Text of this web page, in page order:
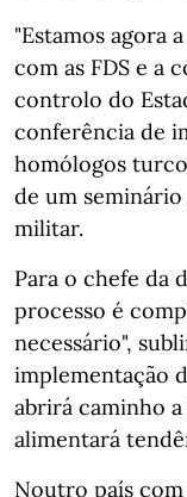
"Estamos agora
com as FDS e a
controlo do
conferência de
homólogos
de um
militar.
Para o chefe da
processo é
necessário",
implementação
abrirá caminho
alimentará
Noutro país